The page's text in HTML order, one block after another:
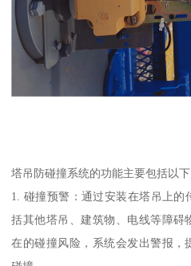
塔吊防碰撞系统的功能主要包括以下
1. 碰撞预警：通过安装在塔吊上
括其他塔吊、建筑物、电线等障碍
在的碰撞风险，系统会发出警报，